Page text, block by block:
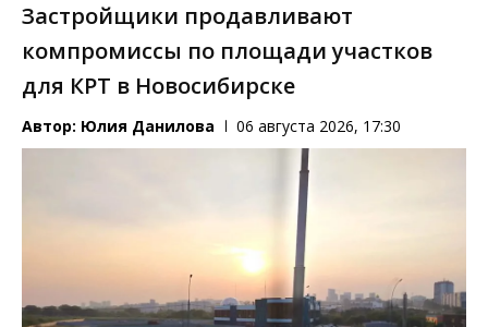
Застройщики продавливают
компромиссы по площади участков
для КРТ в Новосибирске
Автор: Юлия Данилова 06 августа 2026, 17:30